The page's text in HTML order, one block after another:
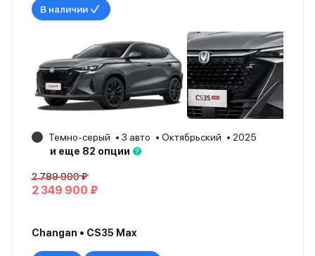
В наличии
Темно-серый 3 авто Октябрьский
2025
и еще 82 опции
2 789 900 ₽
2 349 900 ₽
Changan • CS35 Max